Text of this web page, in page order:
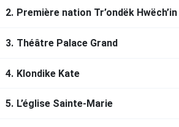
TOURNAGE ET MONTAGE VIDÉO
AUDIO (L'appel du Yukon et
Département du développement
Gouvernement du Canada
2. Première nation Tr’ondëk Hwëch’in
3. Théâtre Palace Grand
4. Klondike Kate
5. L’église Sainte-Marie